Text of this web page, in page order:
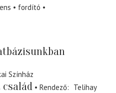
fordító
Színház
Rendező
Telihay